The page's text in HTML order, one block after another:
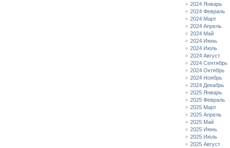
2024 Январь
2024 Февраль
2024 Март
2024 Апрель
2024 Май
2024 Июнь
2024 Июль
2024 Август
2024 Сентябрь
2024 Октябрь
2024 Ноябрь
2024 Декабрь
2025 Январь
2025 Февраль
2025 Март
2025 Апрель
2025 Май
2025 Июнь
2025 Июль
2025 Август